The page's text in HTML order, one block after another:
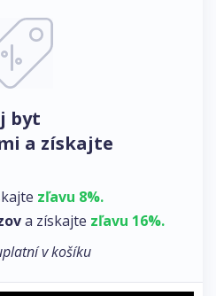
byt
a získajte
zľavu 8%.
a získajte zľavu 16%.
v košíku